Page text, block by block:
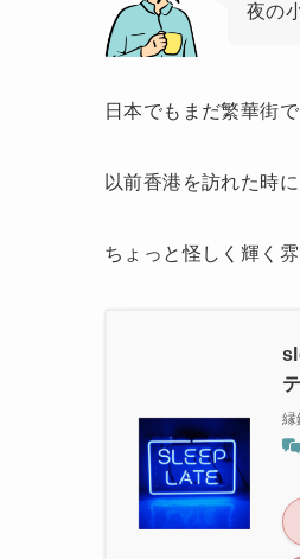
夜の
日本でもまだ繁華街
以前香港を訪れた時
ちょっと怪しく輝く
縁